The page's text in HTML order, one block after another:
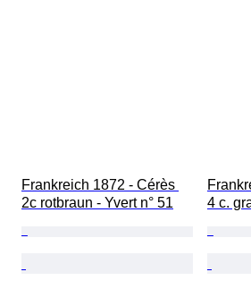
Frankreich 1872 - Cérès
2c rotbraun - Yvert n° 51
4 c.